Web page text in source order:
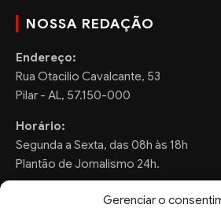
Gerenciar o
NOSSA REDAÇÃO
Endereço:
Rua Otacilio Cavalcante, 53
Pilar - AL, 57.150-000
Horário:
Segunda a Sexta, das 08h às 18h
Plantão de Jornalismo 24h.